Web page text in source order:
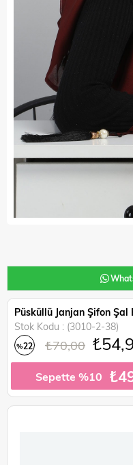
Püsküllü Janjan Şifon Şal
Stok Kodu
(3010-2-38)
%22 ₺70,00
Sepette %10